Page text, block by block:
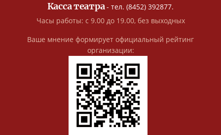
Касса театра- тел. (8452) 392877.
Часы работы: с 9.00 до 19.00, без выходных
Ваше мнение формирует официальный рейтинг
организации: